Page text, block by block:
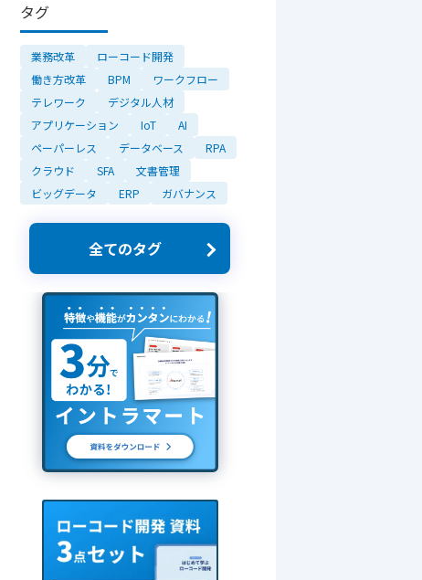
タグ
業務改革
ローコード開発
働き方改革
BPM
ワークフロー
テレワーク
デジタル人材
アプリケーション
IoT
AI
ペーパーレス
データベース
RPA
クラウド
SFA
文書管理
ビッグデータ
ERP ガバナンス
全てのタグ